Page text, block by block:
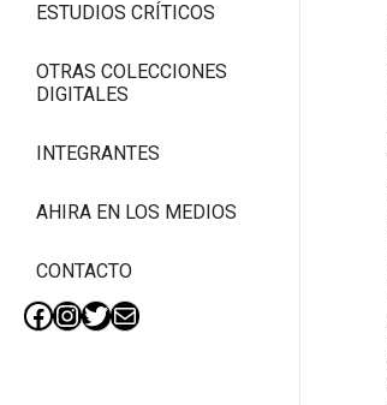
ESTUDIOS CRÍTICOS
OTRAS COLECCIONES
DIGITALES
INTEGRANTES
AHIRA EN LOS MEDIOS
CONTACTO
Facebook
Instagram
Twitter
Mail